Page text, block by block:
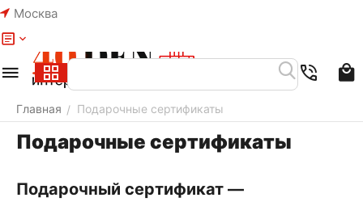
Москва
Главная / Подарочные сертификаты
Подарочные сертификаты
Подарочный сертификат —
Меню